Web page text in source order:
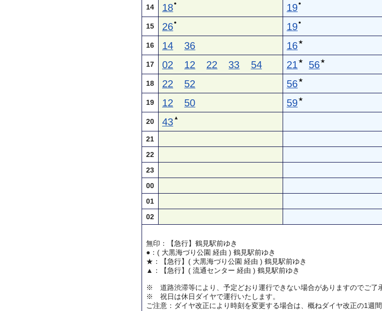
14 18● 19●
15 26● 19●
16 14 36 16★
17 02 12 22 33 54 21 ★ 56★
18 22 52 56★
19 12 50 59★
20 43 ▲
21
22
23
00
01
02
無印：【急行】鶴見駅前ゆき
●：( 大黒海づり公園 経由 ) 鶴見駅前ゆき
★：【急行】( 大黒海づり公園 経由 ) 鶴見駅前ゆき
▲：【急行】( 流通センター 経由 ) 鶴見駅前ゆき
※ 道路渋滞等により、予定どおり運行できない場合がありますのでご了
※ 祝日は休日ダイヤで運行いたします。
ご注意：ダイヤ改正により時刻を変更する場合は、概ねダイヤ改正の1週